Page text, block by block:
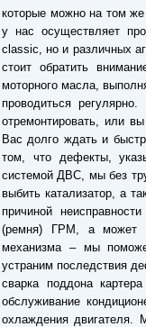
которые можно на том
у нас осуществляет
classic, но и различных
стоит обратить
моторного масла,
проводиться
отремонтировать, или
Вас долго ждать и
том, что дефекты,
системой ДВС, мы без
выбить катализатор, а
причиной
(ремня) ГРМ, а может
механизма – мы
устраним последствия
сварка поддона
обслуживание
охлаждения